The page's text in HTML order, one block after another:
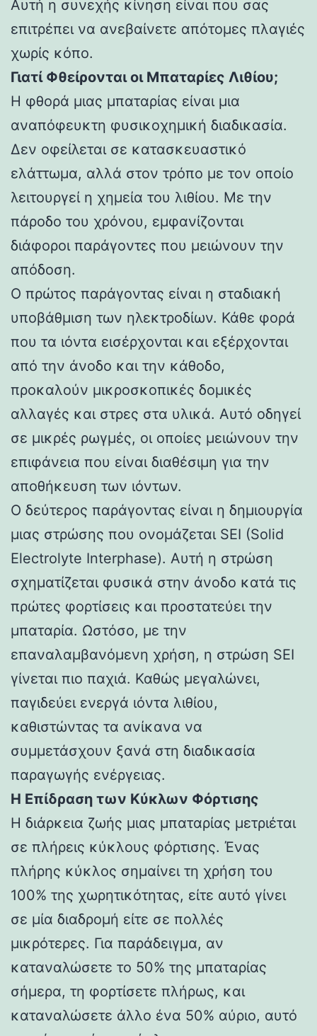
Αυτή η συνεχής κίνηση είναι που σας
επιτρέπει να ανεβαίνετε απότομες πλαγιές
χωρίς κόπο.
Γιατί Φθείρονται οι Μπαταρίες Λιθίου;
Η φθορά μιας μπαταρίας είναι μια
αναπόφευκτη φυσικοχημική διαδικασία.
Δεν οφείλεται σε κατασκευαστικό
ελάττωμα, αλλά στον τρόπο με τον οποίο
λειτουργεί η χημεία του λιθίου. Με την
πάροδο του χρόνου, εμφανίζονται
διάφοροι παράγοντες που μειώνουν την
απόδοση.
Ο πρώτος παράγοντας είναι η σταδιακή
υποβάθμιση των ηλεκτροδίων. Κάθε φορά
που τα ιόντα εισέρχονται και εξέρχονται
από την άνοδο και την κάθοδο,
προκαλούν μικροσκοπικές δομικές
αλλαγές και στρες στα υλικά. Αυτό οδηγεί
σε μικρές ρωγμές, οι οποίες μειώνουν την
επιφάνεια που είναι διαθέσιμη για την
αποθήκευση των ιόντων.
Ο δεύτερος παράγοντας είναι η δημιουργία
μιας στρώσης που ονομάζεται SEI (Solid
Electrolyte Interphase). Αυτή η στρώση
σχηματίζεται φυσικά στην άνοδο κατά τις
πρώτες φορτίσεις και προστατεύει την
μπαταρία. Ωστόσο, με την
επαναλαμβανόμενη χρήση, η στρώση SEI
γίνεται πιο παχιά. Καθώς μεγαλώνει,
παγιδεύει ενεργά ιόντα λιθίου,
καθιστώντας τα ανίκανα να
συμμετάσχουν ξανά στη διαδικασία
παραγωγής ενέργειας.
Η Επίδραση των Κύκλων Φόρτισης
Η διάρκεια ζωής μιας μπαταρίας μετριέται
σε πλήρεις κύκλους φόρτισης. Ένας
πλήρης κύκλος σημαίνει τη χρήση του
100% της χωρητικότητας, είτε αυτό γίνει
σε μία διαδρομή είτε σε πολλές
μικρότερες. Για παράδειγμα, αν
καταναλώσετε το 50% της μπαταρίας
σήμερα, τη φορτίσετε πλήρως, και
καταναλώσετε άλλο ένα 50% αύριο, αυτό